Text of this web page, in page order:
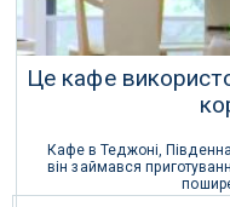
Це кафе
Кафе в Теджоні,
він займався